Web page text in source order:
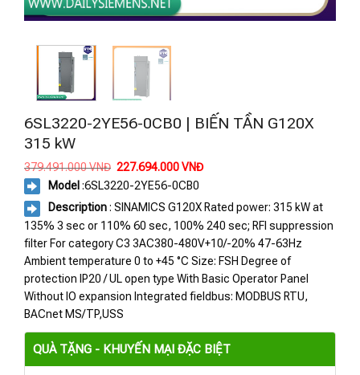
6SL3220-2YE56-0CB0 | BIẾN TẦN G120X
315 kW
379.491.000VNĐ Giá
là:
379.491.000 VNĐ.
227.694.000VNĐGiá
là:
227.694.000 VNĐ.
Model :6SL3220-2YE56-0CB0
Description: SINAMICS G120X Rated power: 315 kW at
135% 3 sec or 110% 60 sec, 100% 240 sec; RFI suppression
filter For category C3 3AC380-480V+10/-20% 47-63Hz
Ambient temperature 0 to +45 °C Size: FSH Degree of
protection IP20 / UL open type With Basic Operator Panel
Without IO expansion Integrated fieldbus: MODBUS RTU,
BACnet MS/TP,USS
QUÀ TẶNG - KHUYẾN MẠI ĐẶC BIỆT